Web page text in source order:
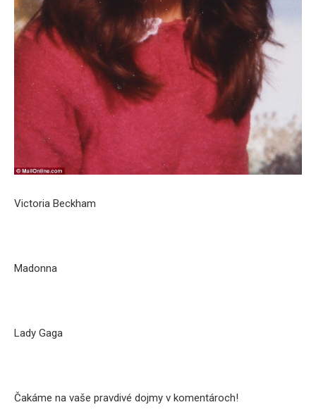
Victoria Beckham
Madonna
Lady Gaga
Čakáme na vaše pravdivé dojmy v komentároch!